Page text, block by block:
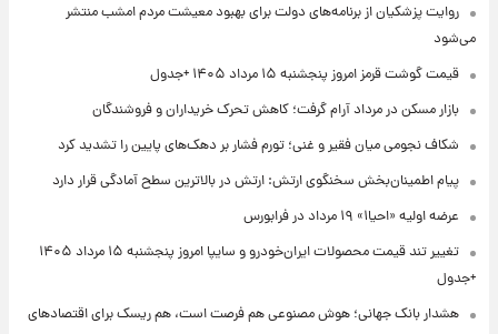
روایت پزشکیان از برنامه‌های دولت برای بهبود معیشت مردم امشب منتشر
می‌شود
قیمت گوشت قرمز امروز پنجشنبه ۱۵ مرداد ۱۴۰۵ +جدول
بازار مسکن در مرداد آرام گرفت؛ کاهش تحرک خریداران و فروشندگان
شکاف نجومی میان فقیر و غنی؛ تورم فشار بر دهک‌های پایین را تشدید کرد
پیام اطمینان‌بخش سخنگوی ارتش: ارتش در بالاترین سطح آمادگی قرار دارد
عرضه اولیه «احیا۱» ۱۹ مرداد در فرابورس
تغییر تند قیمت محصولات ایران‌خودرو و سایپا امروز پنجشنبه ۱۵ مرداد ۱۴۰۵
+جدول
هشدار بانک جهانی؛ هوش مصنوعی هم فرصت است، هم ریسک برای اقتصادهای